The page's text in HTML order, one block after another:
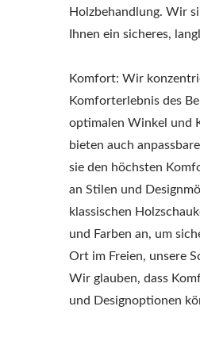
Holzbehandlung. Wir
Ihnen ein sicheres,
Komfort: Wir
Komforterlebnis des
optimalen Winkel und
bieten auch
sie den höchsten
an Stilen und
klassischen
und Farben an, um
Ort im Freien, unsere
Wir glauben, dass
und Designoptionen